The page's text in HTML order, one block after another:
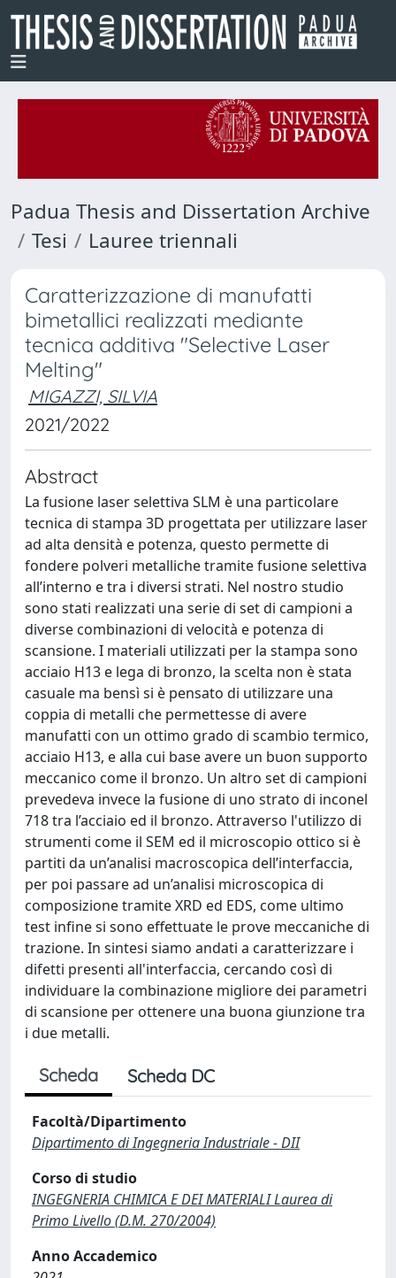
Padua Thesis and Dissertation Archive
Tesi
Lauree triennali
Caratterizzazione di manufatti
bimetallici realizzati mediante
tecnica additiva "Selective Laser
Melting"
MIGAZZI, SILVIA
2021/2022
Abstract
La fusione laser selettiva SLM è una particolare
tecnica di stampa 3D progettata per utilizzare laser
ad alta densità e potenza, questo permette di
fondere polveri metalliche tramite fusione selettiva
all’interno e tra i diversi strati. Nel nostro studio
sono stati realizzati una serie di set di campioni a
diverse combinazioni di velocità e potenza di
scansione. I materiali utilizzati per la stampa sono
acciaio H13 e lega di bronzo, la scelta non è stata
casuale ma bensì si è pensato di utilizzare una
coppia di metalli che permettesse di avere
manufatti con un ottimo grado di scambio termico,
acciaio H13, e alla cui base avere un buon supporto
meccanico come il bronzo. Un altro set di campioni
prevedeva invece la fusione di uno strato di inconel
718 tra l’acciaio ed il bronzo. Attraverso l'utilizzo di
strumenti come il SEM ed il microscopio ottico si è
partiti da un’analisi macroscopica dell’interfaccia,
per poi passare ad un’analisi microscopica di
composizione tramite XRD ed EDS, come ultimo
test infine si sono effettuate le prove meccaniche di
trazione. In sintesi siamo andati a caratterizzare i
difetti presenti all'interfaccia, cercando così di
individuare la combinazione migliore dei parametri
di scansione per ottenere una buona giunzione tra
i due metalli.
Scheda Scheda DC
Facoltà/Dipartimento
Dipartimento di Ingegneria Industriale - DII
Corso di studio
INGEGNERIA CHIMICA E DEI MATERIALI Laurea di
Primo Livello (D.M. 270/2004)
Anno Accademico